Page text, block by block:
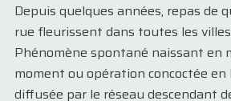
Depuis quelques années, repas de
rue fleurissent dans toutes les villes
Phénomène spontané naissant en
moment ou opération concoctée
diffusée par le réseau descendant